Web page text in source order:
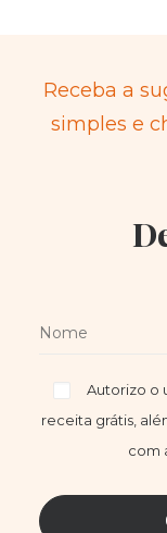
Receba a
simples e
Autorizo o
receita grátis,
com